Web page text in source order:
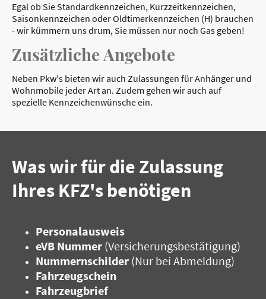
Egal ob Sie Standardkennzeichen, Kurzzeitkennzeichen,
Saisonkennzeichen oder Oldtimerkennzeichen (H) brauchen
- wir kümmern uns drum, Sie müssen nur noch Gas geben!
Zusätzliche Angebote
Neben Pkw's bieten wir auch Zulassungen für Anhänger und
Wohnmobile jeder Art an. Zudem gehen wir auch auf
spezielle Kennzeichenwünsche ein.
Was wir für die Zulassung
Ihres KFZ's benötigen
Personalausweis
eVB Nummer (Versicherungsbestätigung)
Nummernschilder (Nur bei Abmeldung)
Fahrzeugschein
Fahrzeugbrief